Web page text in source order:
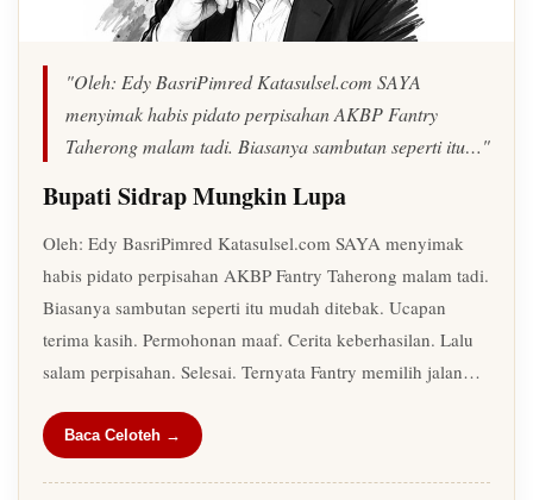
"Oleh: Edy BasriPimred Katasulsel.com SAYA
menyimak habis pidato perpisahan AKBP Fantry
Taherong malam tadi. Biasanya sambutan seperti itu…"
Bupati Sidrap Mungkin Lupa
Oleh: Edy BasriPimred Katasulsel.com SAYA menyimak
habis pidato perpisahan AKBP Fantry Taherong malam tadi.
Biasanya sambutan seperti itu mudah ditebak. Ucapan
terima kasih. Permohonan maaf. Cerita keberhasilan. Lalu
salam perpisahan. Selesai. Ternyata Fantry memilih jalan…
Baca Celoteh →